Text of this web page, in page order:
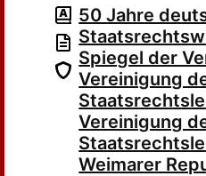
50 Jahre
Spiegel der
Vereinigung
Vereinigung
Weimarer